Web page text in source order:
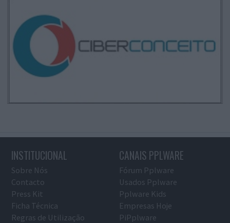
INSTITUCIONAL
Sobre Nós
Contacto
Press Kit
Ficha Técnica
Regras de Utilização
CANAIS PPLWARE
Fórum Pplware
Usados Pplware
Pplware Kids
Empresas Hoje
PiPplware